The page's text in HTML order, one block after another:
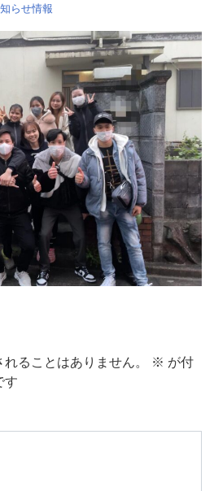
らせ情報
ることはありません。 ※ が付
す